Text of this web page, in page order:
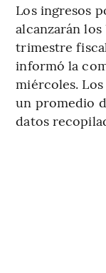
Los ingresos
alcanzarán
trimestre
informó la
miércoles.
un promedio
datos